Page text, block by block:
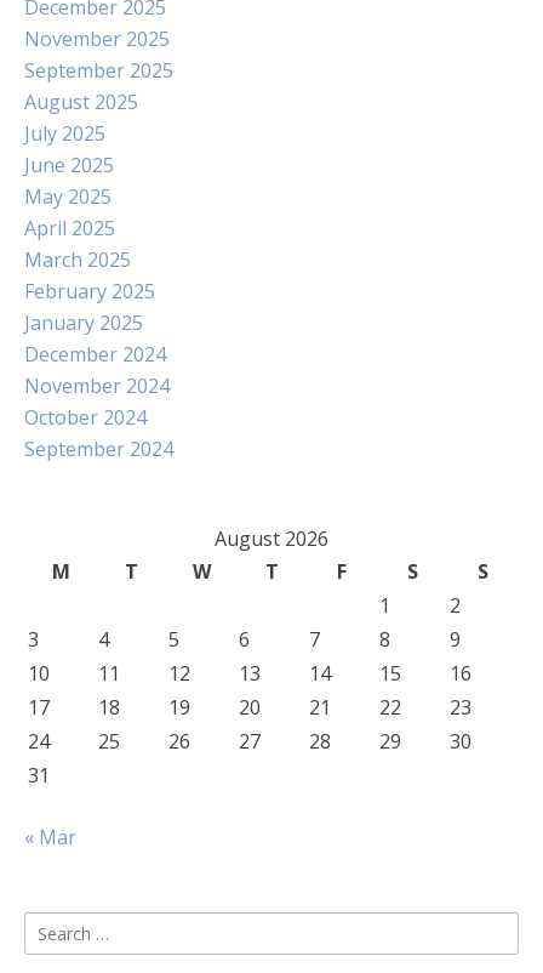
December 2025
November 2025
September 2025
August 2025
July 2025
June 2025
May 2025
April 2025
March 2025
February 2025
January 2025
December 2024
November 2024
October 2024
September 2024
August 2026
M
T W T F S
S
1
2
3
4 5 6 7 8
9
10
11 12 13 14 15
16
17
18 19 20 21 22
23
24
25 26 27 28 29
30
31
« Mar
Search
for: